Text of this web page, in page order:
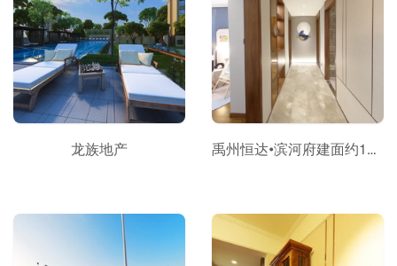
龙族地产 禹州恒达•滨河府建面约140㎡B5户型